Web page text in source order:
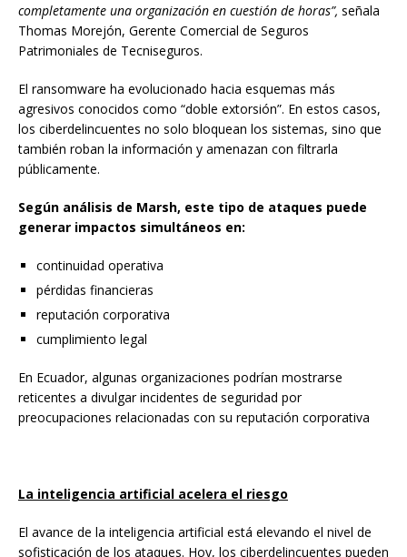
completamente una organización en cuestión de horas”, señala
Thomas Morejón, Gerente Comercial de Seguros
Patrimoniales de Tecniseguros.
El ransomware ha evolucionado hacia esquemas más
agresivos conocidos como “doble extorsión”. En estos casos,
los ciberdelincuentes no solo bloquean los sistemas, sino que
también roban la información y amenazan con filtrarla
públicamente.
Según análisis de Marsh, este tipo de ataques puede
generar impactos simultáneos en:
continuidad operativa
pérdidas financieras
reputación corporativa
cumplimiento legal
En Ecuador, algunas organizaciones podrían mostrarse
reticentes a divulgar incidentes de seguridad por
preocupaciones relacionadas con su reputación corporativa
La inteligencia artificial acelera el riesgo
El avance de la inteligencia artificial está elevando el nivel de
sofisticación de los ataques. Hoy, los ciberdelincuentes pueden